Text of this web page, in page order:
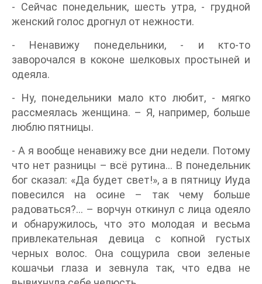
- Сейчас понедельник, шесть утра, - грудной
женский голос дрогнул от нежности.
- Ненавижу понедельники, - и кто-то
заворочался в коконе шелковых простыней и
одеяла.
- Ну, понедельники мало кто любит, - мягко
рассмеялась женщина. – Я, например, больше
люблю пятницы.
- А я вообще ненавижу все дни недели. Потому
что нет разницы – всё рутина… В понедельник
бог сказал: «Да будет свет!», а в пятницу Иуда
повесился на осине – так чему больше
радоваться?… – ворчун откинул с лица одеяло
и обнаружилось, что это молодая и весьма
привлекательная девица с копной густых
черных волос. Она сощурила свои зеленые
кошачьи глаза и зевнула так, что едва не